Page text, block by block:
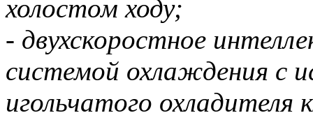
холостом ходу;
- двухскоростное
системой охлаждения с
игольчатого